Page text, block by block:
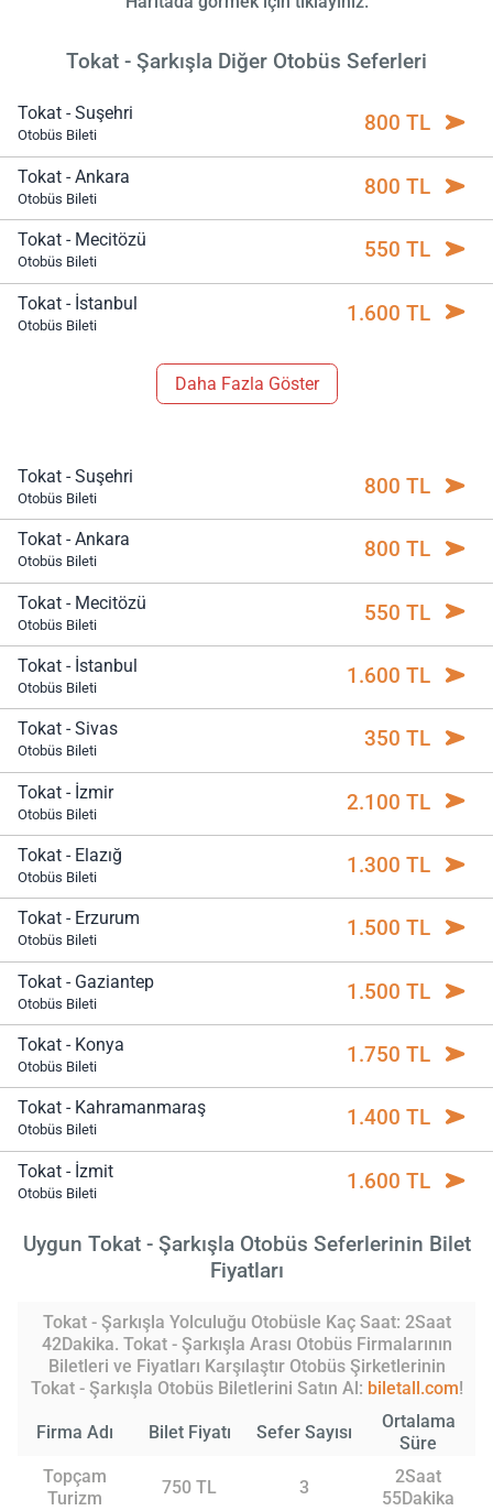
Tokat - Şarkışla Diğer Otobüs Seferleri
Tokat - Suşehri
Otobüs Bileti 800 TL
Tokat - Ankara
Otobüs Bileti 800 TL
Tokat - Mecitözü
Otobüs Bileti 550 TL
Tokat - İstanbul
Otobüs Bileti 1.600 TL
Daha Fazla Göster
Tokat - Suşehri
Otobüs Bileti 800 TL
Tokat - Ankara
Otobüs Bileti 800 TL
Tokat - Mecitözü
Otobüs Bileti 550 TL
Tokat - İstanbul
Otobüs Bileti 1.600 TL
Tokat - Sivas
Otobüs Bileti 350 TL
Tokat - İzmir
Otobüs Bileti 2.100 TL
Tokat - Elazığ
Otobüs Bileti 1.300 TL
Tokat - Erzurum
Otobüs Bileti 1.500 TL
Tokat - Gaziantep
Otobüs Bileti 1.500 TL
Tokat - Konya
Otobüs Bileti 1.750 TL
Tokat - Kahramanmaraş
Otobüs Bileti 1.400 TL
Tokat - İzmit
Otobüs Bileti 1.600 TL
Uygun Tokat - Şarkışla Otobüs Seferlerinin Bilet
Fiyatları
Tokat - Şarkışla Yolculuğu Otobüsle Kaç Saat: 2Saat
42Dakika. Tokat - Şarkışla Arası Otobüs Firmalarının
Biletleri ve Fiyatları Karşılaştır Otobüs Şirketlerinin
Tokat - Şarkışla Otobüs Biletlerini Satın Al: biletall.com!
Firma Adı Bilet Fiyatı Sefer Sayısı
Ortalama
Süre
Topçam
Turizm
750 TL 3
2Saat
55Dakika